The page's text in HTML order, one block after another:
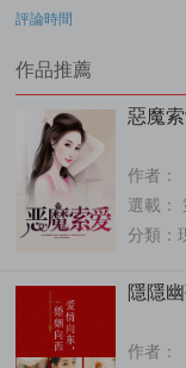
評論時間
作品推薦
惡魔
作者：
選載：
分類：
隱隱
作者：